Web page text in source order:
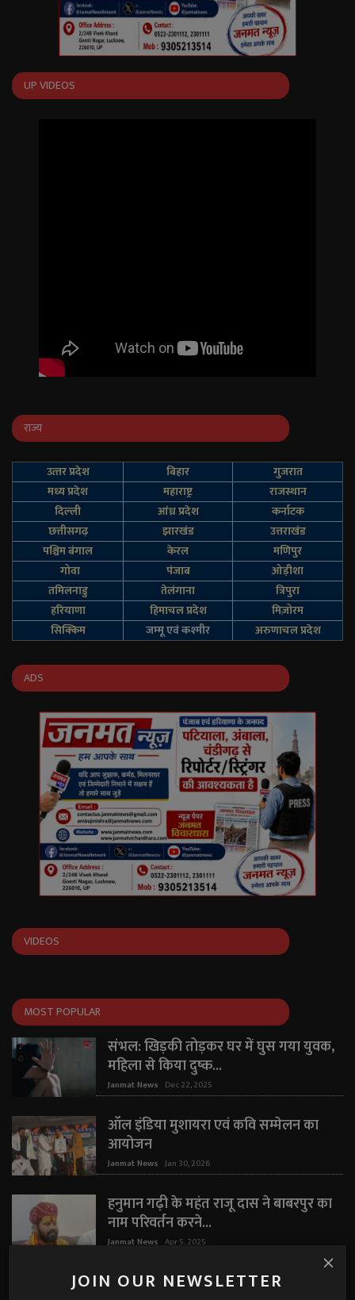
JOIN OUR NEWSLETTER
UP VIDEOS
राज्य
उत्‍तर प्रदेश बिहार
गुजरात
मध्य प्रदेश
महाराष्ट्र
राजस्थान
दिल्‍ली
आंध्र प्रदेश
कर्नाटक
छत्तीसगढ़
झारखंड
उत्तराखंड
पश्चिम बंगाल
केरल
मणिपुर
गोवा
पंजाब
ओड़ीशा
तमिलनाडु
तेलंगाना
त्रिपुरा
हरियाणा
हिमाचल प्रदेश
मिज़ोरम
सिक्किम
जम्‍मू एवं कश्‍मीर अरुणाचल प्रदेश
ADS
VIDEOS
MOST POPULAR
संभल: खिड़की तोड़कर घर में घुस गया युवक,
महिला से किया दुष्क...
Janmat News Dec 22, 2025
ऑल इंडिया मुशायरा एवं कवि सम्मेलन का
आयोजन
Janmat News Jan 30, 2026
हनुमान गढ़ी के महंत राजू दास ने बाबरपुर का
नाम परिवर्तन करने...
Janmat News Apr 5, 2025
"मैं कभी शादीशुदा नहीं थी" — घरेलू हिंसा पर